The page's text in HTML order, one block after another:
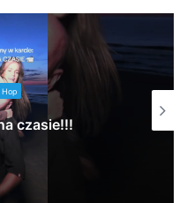
Hop
czasie!!!